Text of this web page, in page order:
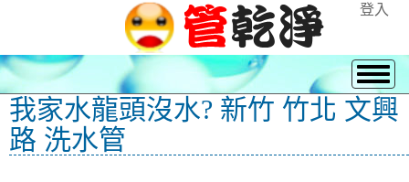
登入
我家水龍頭沒水? 新竹 竹北 文興
路 洗水管